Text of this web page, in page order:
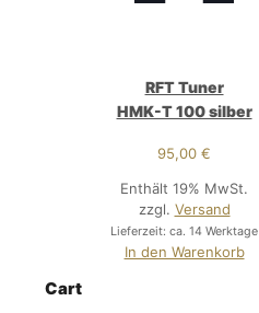
RFT Tuner
HMK-T 100 silber
95,00€
Enthält 19% MwSt.
zzgl. Versand
Lieferzeit: ca. 14 Werktage
In den Warenkorb
Cart